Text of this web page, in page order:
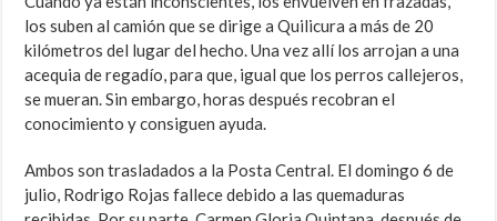
los suben al camión que se dirige a Quilicura a más de 20
kilómetros del lugar del hecho. Una vez allí los arrojan a una
acequia de regadío, para que, igual que los perros callejeros,
se mueran. Sin embargo, horas después recobran el
conocimiento y consiguen ayuda.
Ambos son trasladados a la Posta Central. El domingo 6 de
julio, Rodrigo Rojas fallece debido a las quemaduras